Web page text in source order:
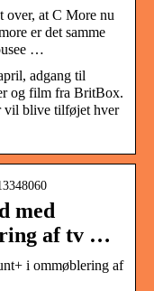
over, at C More nu
er det samme
…
adgang til
og film fra BritBox.
vil blive tilføjet hver
med
af tv …
i ommøblering af